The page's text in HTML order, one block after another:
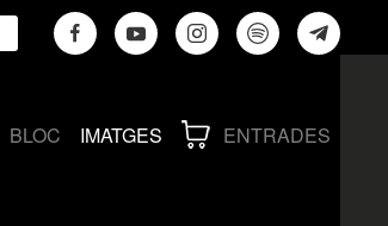
BLOC IMATGES ENTRADES